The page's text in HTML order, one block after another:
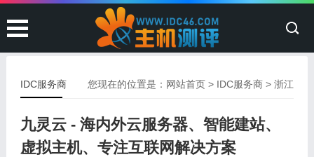
您现在的位置是： 网站首页 > IDC服务商 >浙江
IDC服务商
九灵云 - 海内外云服务器、智能建站、
虚拟主机、专注互联网解决方案